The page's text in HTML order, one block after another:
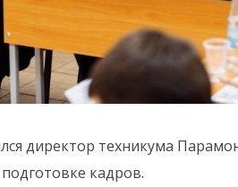
директор техникума
кадров.